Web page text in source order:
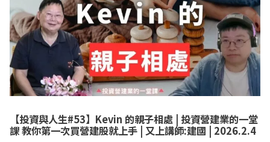
【投資與人生#53】Kevin 的親子相處 | 投資營建業的一堂
課 教你第一次買營建股就上手 | 又上講師:建國 | 2026.2.4